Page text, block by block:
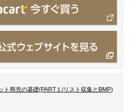
ト商売の基礎(PART１/リスト収集とBMP)